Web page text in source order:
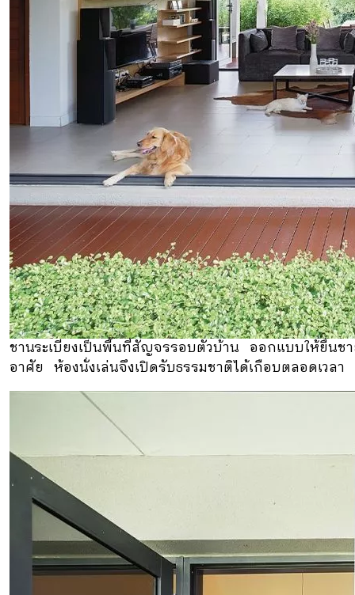
ชานระเบียงเป็นพื้นที่สัญจรรอบตัวบ้าน ออกแบบให้ยื่นช
อาศัย ห้องนั่งเล่นจึงเปิดรับธรรมชาติได้เกือบตลอดเวลา